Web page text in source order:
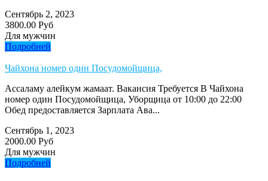
Сентябрь 2, 2023
3800.00 Руб
Для мужчин
Подробней
Чайхона номер один Посудомойщица,
Ассаламу алейкум жамаат. Вакансия Требуется В Чайхона
номер один Посудомойщица, Уборщица от 10:00 до 22:00
Обед предоставляется Зарплата Ава...
Сентябрь 1, 2023
2000.00 Руб
Для мужчин
Подробней